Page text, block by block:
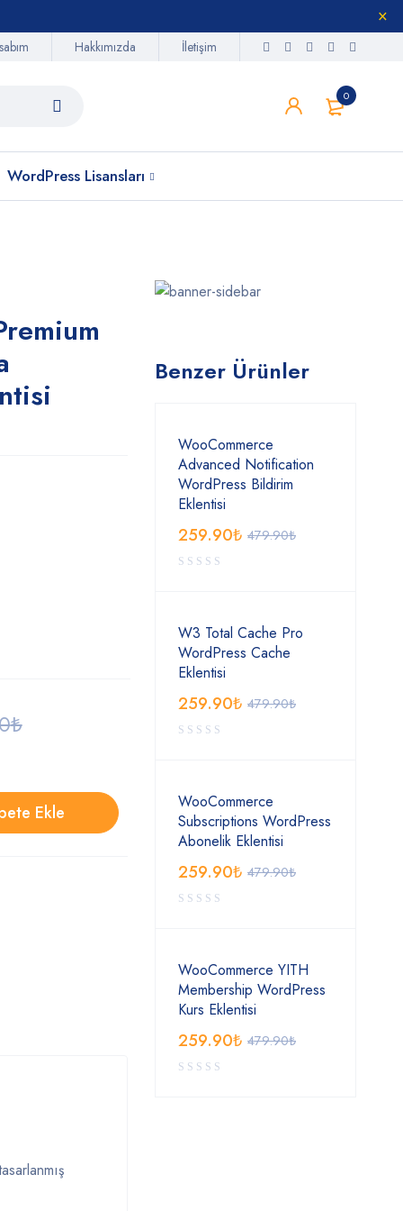
Hakkımızda İletişim
0
WordPress Lisansları
₺
Ekle
Benzer Ürünler
WooCommerce
Advanced Notification
WordPress Bildirim
Eklentisi
479.90₺
259.90₺
W3 Total Cache Pro
WordPress Cache
Eklentisi
479.90₺
259.90₺
WooCommerce
Subscriptions WordPress
Abonelik Eklentisi
479.90₺
259.90₺
WooCommerce YITH
Membership WordPress
Kurs Eklentisi
479.90₺
259.90₺